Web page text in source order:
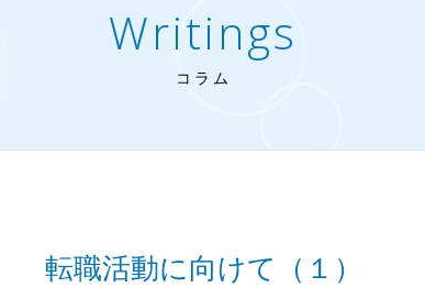
Writings
コラム
転職活動に向けて（１）